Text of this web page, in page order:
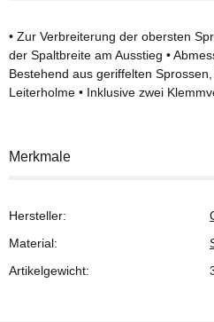
• Zur Verbreiterung der obersten
der Spaltbreite am Ausstieg •
Bestehend aus geriffelten
Leiterholme • Inklusive zwei
Merkmale
Hersteller:
Material:
Artikelgewicht: